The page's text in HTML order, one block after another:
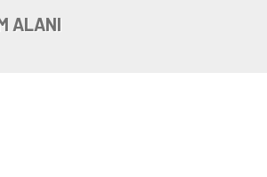
ALANI